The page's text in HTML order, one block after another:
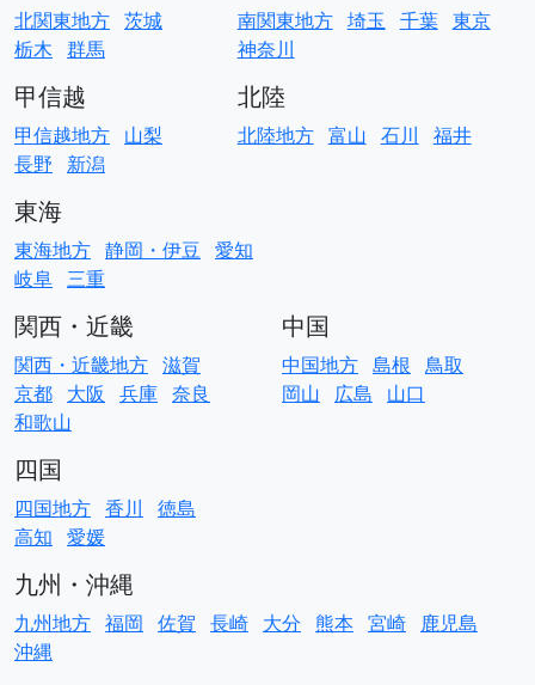
北関東地方 茨城
栃木 群馬
南関東地方 埼玉 千葉 東京
神奈川
甲信越
甲信越地方 山梨
長野
新潟
北陸
北陸地方 富山 石川 福井
東海
東海地方 静岡・伊豆 愛知
岐阜 三重
関西・近畿
関西・近畿地方 滋賀
京都 大阪 兵庫 奈良
和歌山
中国
中国地方 島根 鳥取
岡山
広島 山口
四国
四国地方 香川
徳島
高知 愛媛
九州・沖縄
九州地方 福岡 佐賀 長崎 大分 熊本 宮崎
鹿児島
沖縄